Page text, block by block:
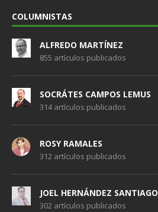
COLUMNISTAS
ALFREDO MARTÍNEZ
855 artículos publicados
SOCRÁTES CAMPOS LEMUS
314 artículos publicados
ROSY RAMALES
312 artículos publicados
JOEL HERNÁNDEZ SANTIAGO
302 artículos publicados